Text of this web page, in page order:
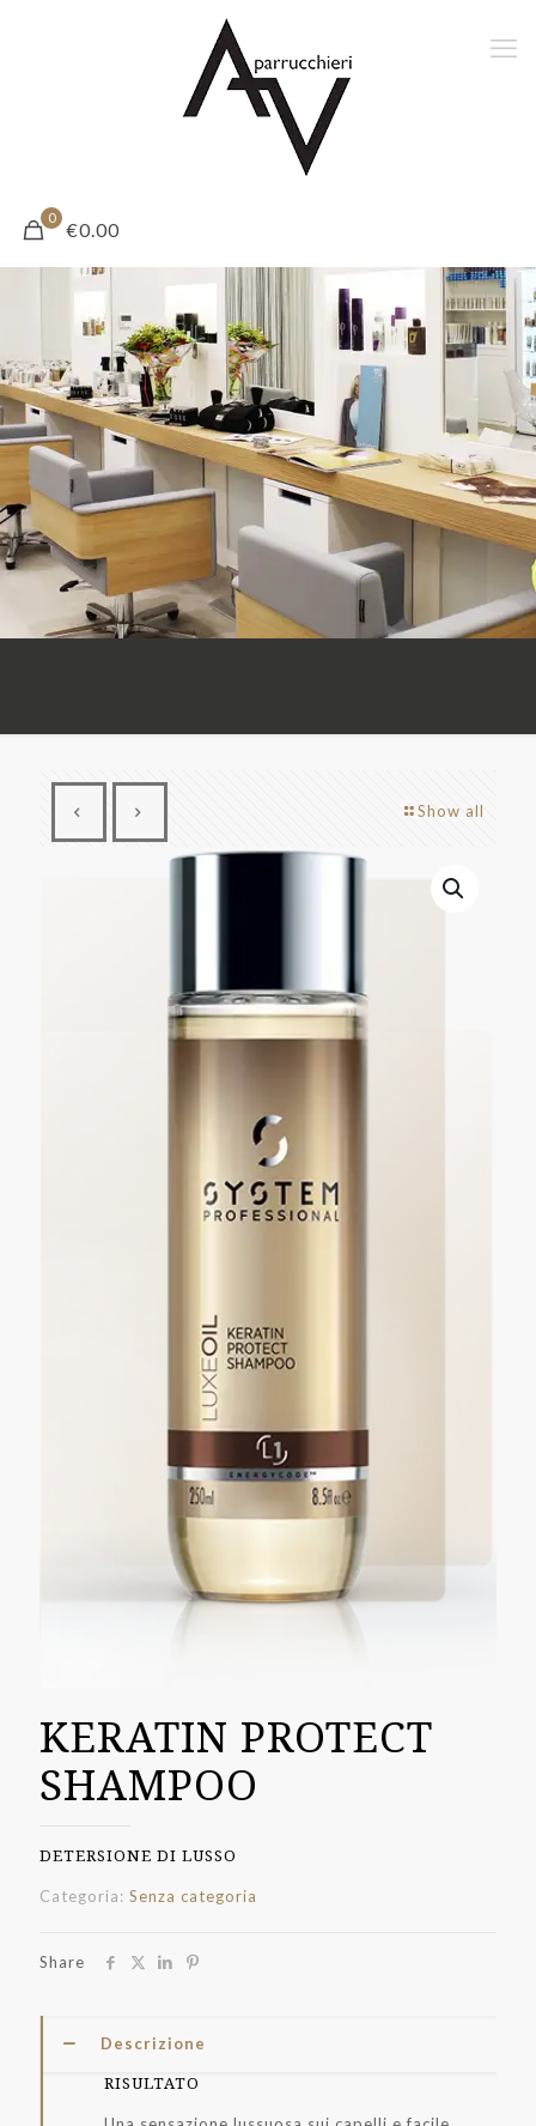
0
€0.00
Show all
KERATIN PROTECT
SHAMPOO
DETERSIONE DI LUSSO
Categoria: Senza categoria
Share
Descrizione
RISULTATO